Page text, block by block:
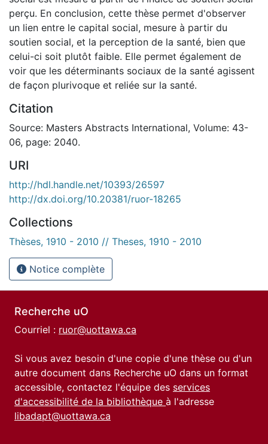
perçu. En conclusion, cette thèse permet d'observer
un lien entre le capital social, mesure à partir du
soutien social, et la perception de la santé, bien que
celui-ci soit plutôt faible. Elle permet également de
voir que les déterminants sociaux de la santé agissent
de façon plurivoque et reliée sur la santé.
Citation
Source: Masters Abstracts International, Volume: 43-
06, page: 2040.
URI
http://hdl.handle.net/10393/26597
http://dx.doi.org/10.20381/ruor-18265
Collections
Thèses, 1910 - 2010 // Theses, 1910 - 2010
Notice complète
Recherche uO
Courriel : ruor@uottawa.ca
Si vous avez besoin d'une copie d'une thèse ou d'un
autre document dans Recherche uO dans un format
accessible, contactez l'équipe des services
d'accessibilité de la bibliothèque à l'adresse
libadapt@uottawa.ca